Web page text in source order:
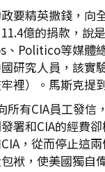
要精英撒錢，向
億的捐款，說
、Politico等媒體
研究人員，該實
裡）。馬斯克提
所有CIA員工發
署和CIA的經費
，從而停止這
袱，使美國獨自